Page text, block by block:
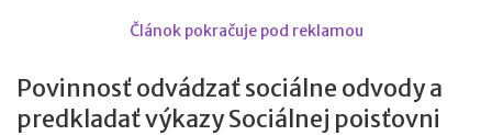
Článok pokračuje pod reklamou
Povinnosť odvádzať sociálne odvody a
predkladať výkazy Sociálnej poisťovni